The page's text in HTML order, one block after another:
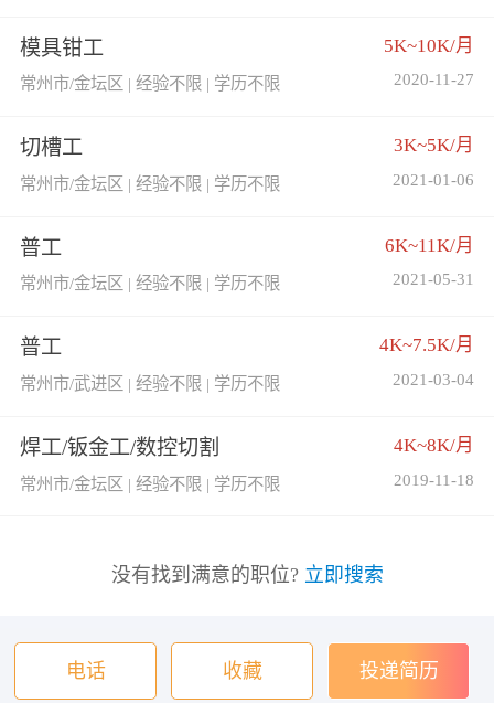
模具钳工 5K~10K/月
常州市/金坛区 | 经验不限 | 学历不限 2020-11-27
切槽工 3K~5K/月
常州市/金坛区 | 经验不限 | 学历不限 2021-01-06
普工 6K~11K/月
常州市/金坛区 | 经验不限 | 学历不限 2021-05-31
普工 4K~7.5K/月
常州市/武进区 | 经验不限 | 学历不限 2021-03-04
焊工/钣金工/数控切割 4K~8K/月
常州市/金坛区 | 经验不限 | 学历不限 2019-11-18
没有找到满意的职位? 立即搜索
电话 收藏 投递简历